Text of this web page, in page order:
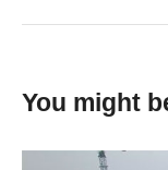
αδρεναλίνη των
γίνει το 2013
υλοποίηση του
You might